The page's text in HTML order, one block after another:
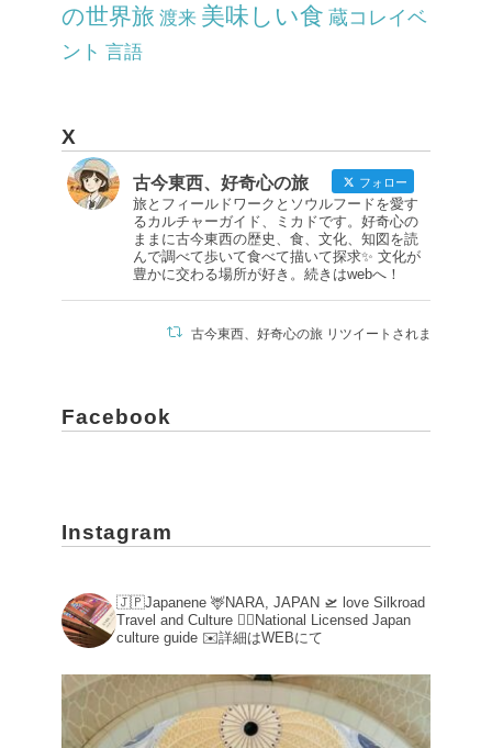
の世界旅 渡来 美味しい食 蔵コレイベ
ント 言語
X
古今東西、好奇心の旅 フォロー
旅とフィールドワークとソウルフードを愛す
るカルチャーガイド、ミカドです。好奇心の
ままに古今東西の歴史、食、文化、知図を読
んで調べて歩いて食べて描いて探求✨ 文化が
豊かに交わる場所が好き。続きはwebへ！
古今東西、好奇心の旅 リツイートされました
おそらくこのアカウントをフォロー
ありがたいことに無料でPDFがダウンロ
ードできるようになっていますので、ぜ
https://www.metmuseum.org/ja/met-
publications/beyond-babylon...
容なので、奇跡の展覧会と呼んでいま
す。
Facebook
Instagram
🇯🇵Japanene 🦌NARA, JAPAN 🛫 love Silkroad
Travel and Culture 💁‍♀️National Licensed Japan
culture guide ✉️詳細はWEBにて